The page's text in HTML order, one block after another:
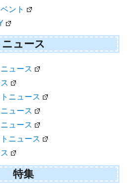
ント
ニュース
ュース
ニュース
ュース
ュース
ニュース
特集